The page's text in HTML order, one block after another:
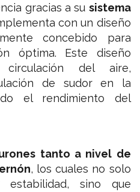
gracias a su sistema
con un diseño
concebido para
óptima. Este diseño
del aire,
de sudor en la
el rendimiento del
tanto a nivel de
, los cuales no solo
estabilidad, sino que